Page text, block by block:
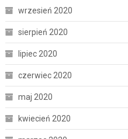
wrzesień 2020
sierpień 2020
lipiec 2020
czerwiec 2020
maj 2020
kwiecień 2020